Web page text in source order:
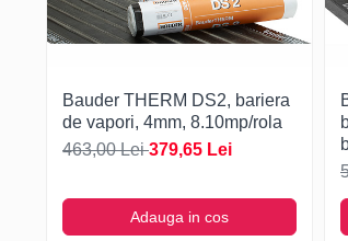
Alungirea la rupere transversal
Etanșeitate la apă, metoda B
Permeabilitate la vapori de apă
Bauder THERM DS2, bariera
de vapori, 4mm, 8.10mp/rola
463,00 Lei379,65 Lei
Adauga in cos